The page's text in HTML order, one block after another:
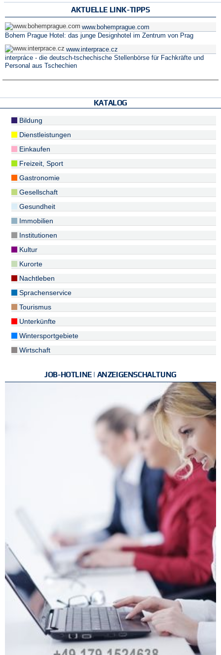
AKTUELLE LINK-TIPPS
www.bohemprague.com
Bohem Prague Hotel: das junge Designhotel im Zentrum von Prag
www.interprace.cz
interpráce - die deutsch-tschechische Stellenbörse für Fachkräfte und
Personal aus Tschechien
KATALOG
Bildung
Dienstleistungen
Einkaufen
Freizeit, Sport
Gastronomie
Gesellschaft
Gesundheit
Immobilien
Institutionen
Kultur
Kurorte
Nachtleben
Sprachenservice
Tourismus
Unterkünfte
Wintersportgebiete
Wirtschaft
JOB-HOTLINE | ANZEIGENSCHALTUNG